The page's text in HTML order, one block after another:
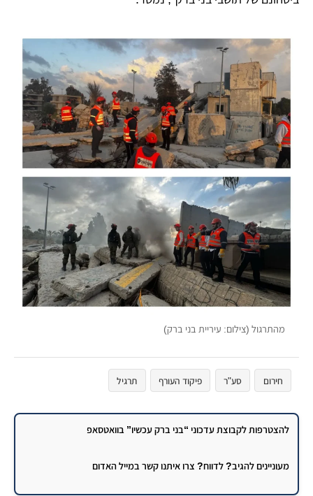
מהתרגול (צילום: עיריית בני ברק)
חירום סע"ר פיקוד העורף תרגיל
להצטרפות לקבוצת עדכוני “בני ברק עכשיו” בוואטסאפ
מעוניינים להגיב? לדווח? צרו איתנו קשר במייל האדום